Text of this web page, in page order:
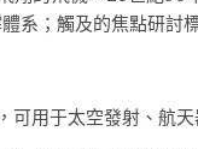
系；觸及的焦點研討
可用于太空發射、航